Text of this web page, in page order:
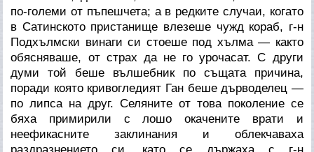
по-големи от пъпешчета; а в редките случаи, когато
в Сатинското пристанище влезеше чужд кораб, г-н
Подхълмски винаги си стоеше под хълма — както
обясняваше, от страх да не го урочасат. С други
думи той беше вълшебник по същата причина,
поради която кривогледият Ган беше дърводелец —
по липса на друг. Селяните от това поколение се
бяха примирили с лошо окачените врати и
неефикасните заклинания и облекчаваха